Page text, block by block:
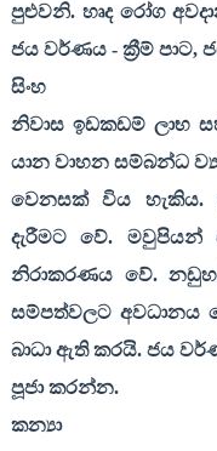
පුළුවනි. හෘද රෝග
ජය වර්ණය - ක්‍රීම් පාට,
සිංහ
නිවාස ඉඩකඩම් ලාභ
යාන වාහන සම්බන්ධ
වෙනසක් විය හැකිය.
දැරීමට වේ. මවුපියන්
නිරාකරණය වේ.
සම්පත්වලට
බාධා ඇති කරයි. ජය
පූජා කරන්න.
කන්‍යා